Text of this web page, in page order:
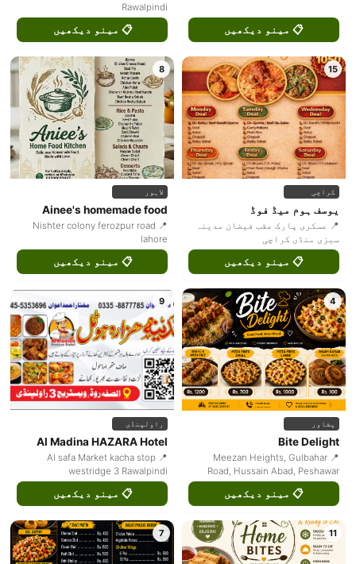
📋 مینو دیکھیں
Rawalpindi
📋 مینو دیکھیں
15
کراچی
یوسف ہوم میڈ فوڈ
📍 عسکری پارک عقب فیضان مدینہ
سبزی منڈی کراچی
📋 مینو دیکھیں
8
لاہور
Ainee's homemade food
📍 Nishter colony ferozpur road
lahore
📋 مینو دیکھیں
4
پشاور
Bite Delight
📍 Meezan Heights, Gulbahar
Road, Hussain Abad, Peshawar
📋 مینو دیکھیں
9
راولپنڈی
Al Madina HAZARA Hotel
📍 Al safa Market kacha stop
westridge 3 Rawalpindi
📋 مینو دیکھیں
11
7